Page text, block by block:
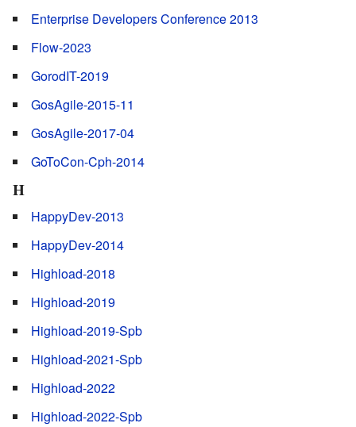
Enterprise Developers Conference 2013
Flow-2023
GorodIT-2019
GosAgile-2015-11
GosAgile-2017-04
GoToCon-Cph-2014
H
HappyDev-2013
HappyDev-2014
Highload-2018
Highload-2019
Highload-2019-Spb
Highload-2021-Spb
Highload-2022
Highload-2022-Spb